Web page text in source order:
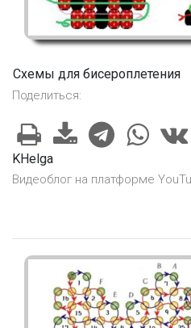
Схемы для бисероплетения
Поделиться:
KHelga
Видеоблог на платформе